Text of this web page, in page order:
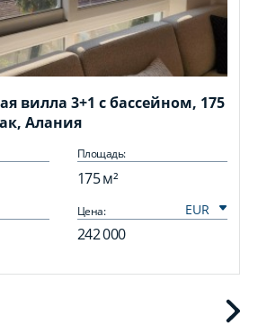
вилла 3+1 с бассейном, 175
Алания
Площадь:
175 м²
Цена:
242 000